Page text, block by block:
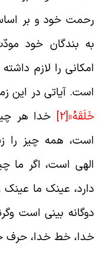
خود و بر اساس
بندگان خود
را لازم داشته
آیاتی در این
[2] خدا هر چیزی
همه چیز را
است، اگر ما
عینک ما
بینی است
خط خدا، حرف